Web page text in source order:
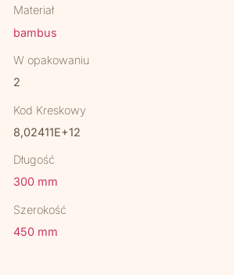
Materiał
bambus
W opakowaniu
2
Kod Kreskowy
8,02411E+12
Długość
300 mm
Szerokość
450 mm